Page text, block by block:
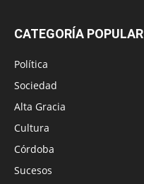
CATEGORÍA POPULAR
Política
Sociedad
Alta Gracia
Cultura
Córdoba
Sucesos